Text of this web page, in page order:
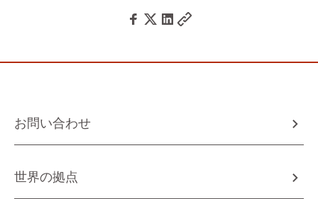
お問い合わせ
世界の拠点